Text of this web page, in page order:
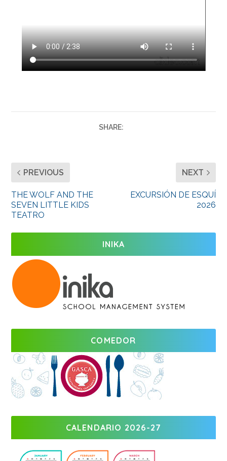
SHARE:
PREVIOUS
THE WOLF AND THE
SEVEN LITTLE KIDS
TEATRO
NEXT
EXCURSIÓN DE ESQUÍ
2026
INIKA
COMEDOR
CALENDARIO 2026-27